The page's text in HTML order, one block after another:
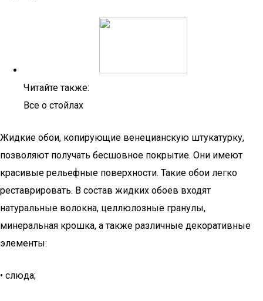
Читайте также:
Все о стойлах
Жидкие обои, копирующие венецианскую штукатурку,
позволяют получать бесшовное покрытие. Они имеют
красивые рельефные поверхности. Такие обои легко
реставрировать. В состав жидких обоев входят
натуральные волокна, целлюлозные гранулы,
минеральная крошка, а также различные декоративные
элементы:
• слюда;